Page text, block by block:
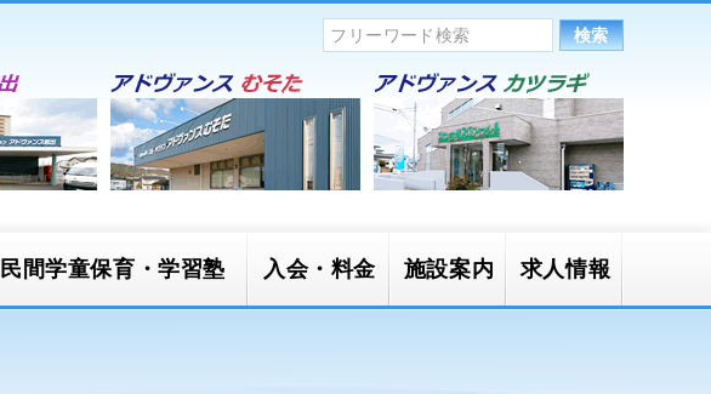
民間学童保育・学習塾 入会・料金 施設案内 求人情報